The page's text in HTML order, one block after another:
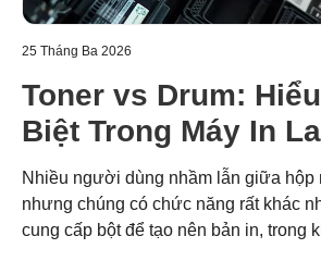
25 Tháng Ba 2026
Toner vs Drum:
Biệt Trong Máy In
Brother
Nhiều người dùng nhầm lẫn giữa hộp
nhưng chúng có chức năng rất khác
cung cấp bột để tạo nên bản in, trong